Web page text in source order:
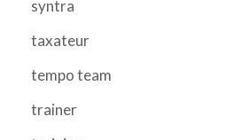
syntra
taxateur
tempo team
trainer